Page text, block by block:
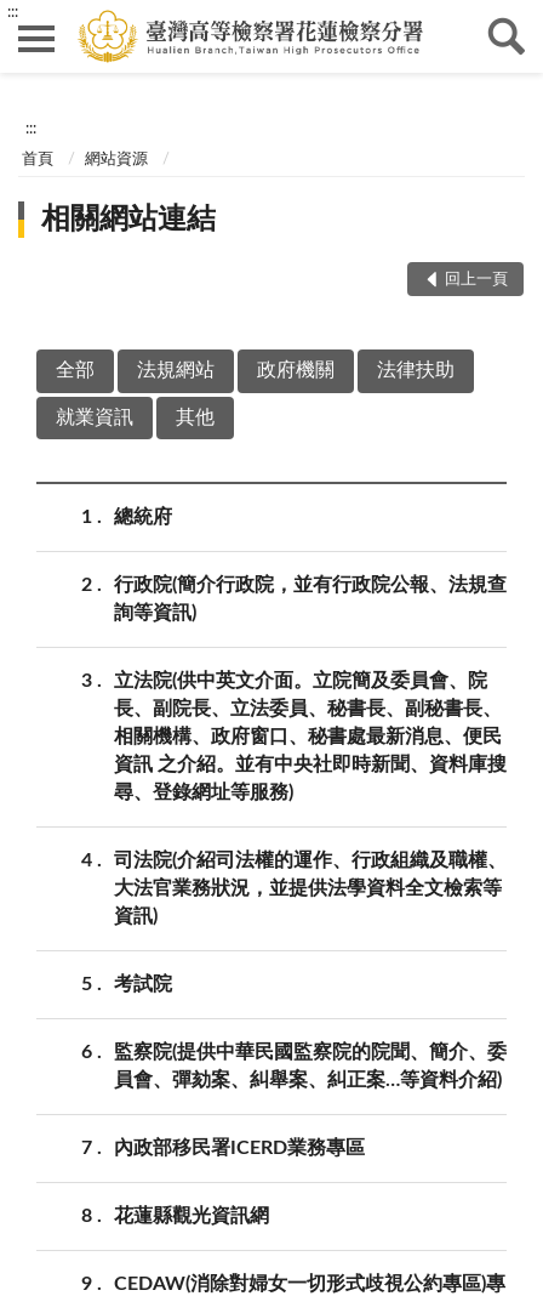
:::
:::
首頁 網站資源
相關網站連結
回上一頁
全部 法規網站 政府機關 法律扶助
就業資訊 其他
1 總統府
2
行政院(簡介行政院，並有行政院公報、法規查
詢等資訊)
3
立法院(供中英文介面。立院簡及委員會、院
長、副院長、立法委員、秘書長、副秘書長、
相關機構、政府窗口、秘書處最新消息、便民
資訊 之介紹。並有中央社即時新聞、資料庫搜
尋、登錄網址等服務)
4
司法院(介紹司法權的運作、行政組織及職權、
大法官業務狀況，並提供法學資料全文檢索等
資訊)
5 考試院
6
監察院(提供中華民國監察院的院聞、簡介、委
員會、彈劾案、糾舉案、糾正案…等資料介紹)
7 內政部移民署ICERD業務專區
8 花蓮縣觀光資訊網
9
CEDAW(消除對婦女一切形式歧視公約專區)專